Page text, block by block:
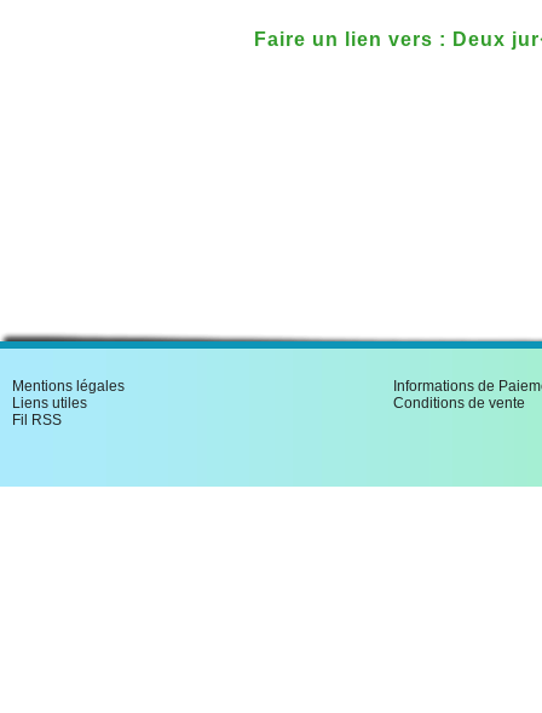
Faire un lien vers : Deux
Mentions légales
Liens utiles
Fil RSS
Informations de
Conditions de vente